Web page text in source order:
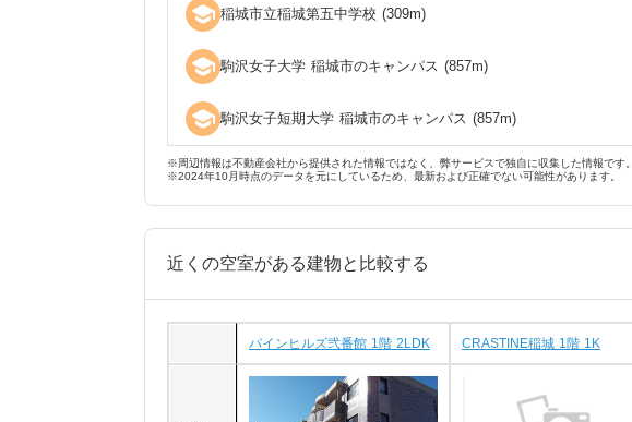
school 稲城市立稲城第五中学校 (309m)
school 駒沢女子大学 稲城市のキャンパス (857m)
school 駒沢女子短期大学 稲城市のキャンパス (857m)
※周辺情報は不動産会社から提供された情報ではなく、弊サービスで独自に収集した情報です。
※2024年10月時点のデータを元にしているため、最新および正確でない可能性があります。
近くの空室がある建物と比較する
パインヒルズ弐番館 1階 2LDK CRASTINE稲城 1階 1K